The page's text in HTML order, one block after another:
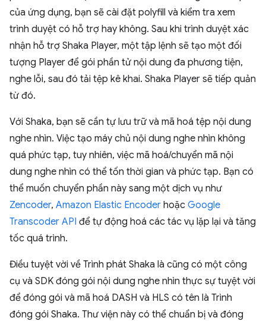
của ứng dụng, bạn sẽ cài đặt polyfill và kiểm tra xem
trình duyệt có hỗ trợ hay không. Sau khi trình duyệt xác
nhận hỗ trợ Shaka Player, một tập lệnh sẽ tạo một đối
tượng Player để gói phần tử nội dung đa phương tiện,
nghe lỗi, sau đó tải tệp kê khai. Shaka Player sẽ tiếp quản
từ đó.
Với Shaka, bạn sẽ cần tự lưu trữ và mã hoá tệp nội dung
nghe nhìn. Việc tạo máy chủ nội dung nghe nhìn không
quá phức tạp, tuy nhiên, việc mã hoá/chuyển mã nội
dung nghe nhìn có thể tốn thời gian và phức tạp. Bạn có
thể muốn chuyển phần này sang một dịch vụ như
Zencoder, Amazon Elastic Encoder hoặc Google
Transcoder API để tự động hoá các tác vụ lặp lại và tăng
tốc quá trình.
Điều tuyệt vời về Trình phát Shaka là cũng có một công
cụ và SDK đóng gói nội dung nghe nhìn thực sự tuyệt vời
để đóng gói và mã hoá DASH và HLS có tên là Trình
đóng gói Shaka. Thư viện này có thể chuẩn bị và đóng